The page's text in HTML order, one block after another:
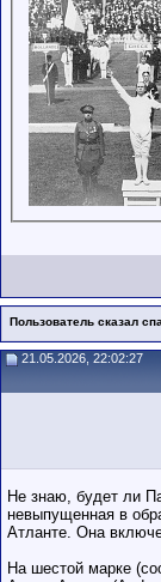
Пользователь сказал
21.05.2026, 22:02:27
Не знаю, будет ли
невыпущенная в
Атланте. Она
На шестой марке